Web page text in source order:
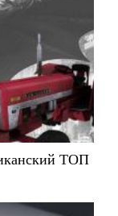
ТОП